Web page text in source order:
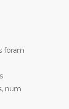
foram
num